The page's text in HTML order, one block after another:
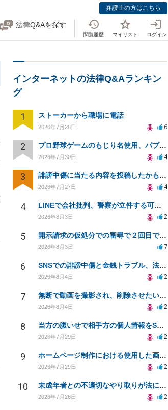
弁護士の方はこちら
法律Q&Aを探す
閲覧履歴 マイリスト ログイン
インターネットの法律Q&Aランキン
グ
1 ストーカーから職場に電話
2026年7月28日 6
2 プロ野球ゲームのもじり名使用、パブリシティ権の影響は？
2026年7月30日 4
3 誹謗中傷に当たる内容を投稿したかもしれない。開示請求や民事刑事裁判に発展しうるのか教えて欲しい。
2026年7月27日 4
4 LINEで会社批判、警察が立件する可能性は？
2026年8月3日 2
5 開示請求の仮処分での審尋で２回目で終わらない場合どうしたらいいですか
2026年8月3日 7
6 SNSでの誹謗中傷と金銭トラブル、法的対応の相談
2026年8月4日 2
7 無断で動画を撮影され、削除させたいが連絡が返ってこない。
2026年8月4日 2
8 当方の腹いせで相手方の個人情報をSNSで晒してしまい名誉毀損させてしまったかもしれない
2026年7月29日 2
9 ホームページ制作における使用した画像や文章の著作権について
2026年7月29日 2
10 未成年者との不適切なやり取りが法に触れる可能性と対処法
2026年7月26日 2